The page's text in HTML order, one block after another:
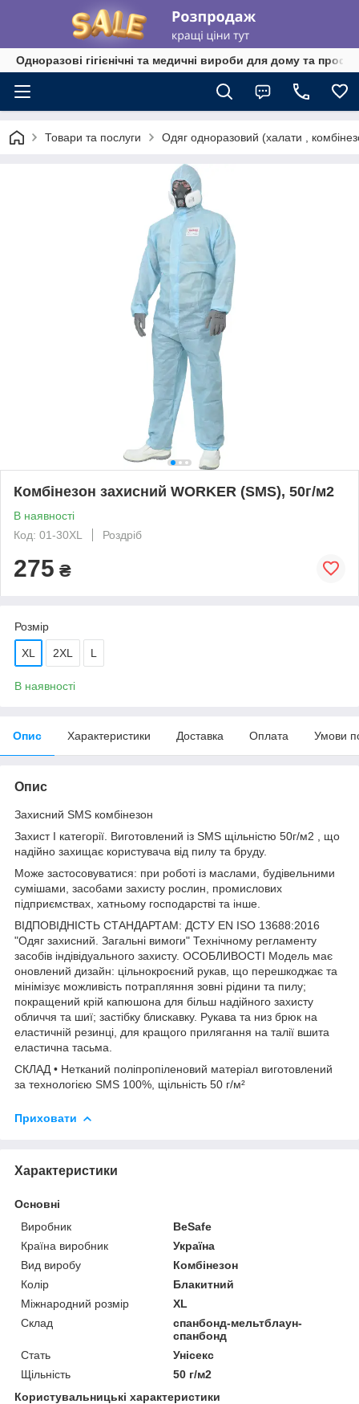
Одноразові гігієнічні та медичні вироби для дому та
Товари та послуги Одяг одноразовий (халати ,
Комбінезон захисний WORKER (SMS), 50г/м2
В наявності
Код: 01-30XL
Роздріб
275 ₴
Розмір
XL 2XL L
В наявності
Опис Характеристики Доставка Оплата Умови
Опис
Захисний SMS комбінезон
Захист І категорії. Виготовлений із SMS щільністю 50г/м2 , що
надійно захищає користувача від пилу та бруду.
Може застосовуватися: при роботі із маслами, будівельними
сумішами, засобами захисту рослин, промислових
підприємствах, хатньому господарстві та інше.
ВІДПОВІДНІСТЬ СТАНДАРТАМ: ДСТУ EN ISO 13688:2016
"Одяг захисний. Загальні вимоги" Технічному регламенту
засобів індівідуального захисту. ОСОБЛИВОСТІ Модель має
оновлений дизайн: цільнокроєний рукав, що перешкоджає та
мінімізує можливість потрапляння зовні рідини та пилу;
покращений крій капюшона для більш надійного захисту
обличчя та шиї; застібку блискавку. Рукава та низ брюк на
еластичній резинці, для кращого прилягання на талії вшита
еластична тасьма.
СКЛАД • Нетканий поліпропіленовий матеріал виготовлений
за технологією SMS 100%, щільність 50 г/м²
Приховати
Характеристики
Основні
Виробник
BeSafe
Країна виробник
Україна
Вид виробу
Комбінезон
Колір
Блакитний
Міжнародний розмір
XL
Склад
спанбонд-мельтблаун-
спанбонд
Стать
Унісекс
Щільність
50 г/м2
Користувальницькі характеристики